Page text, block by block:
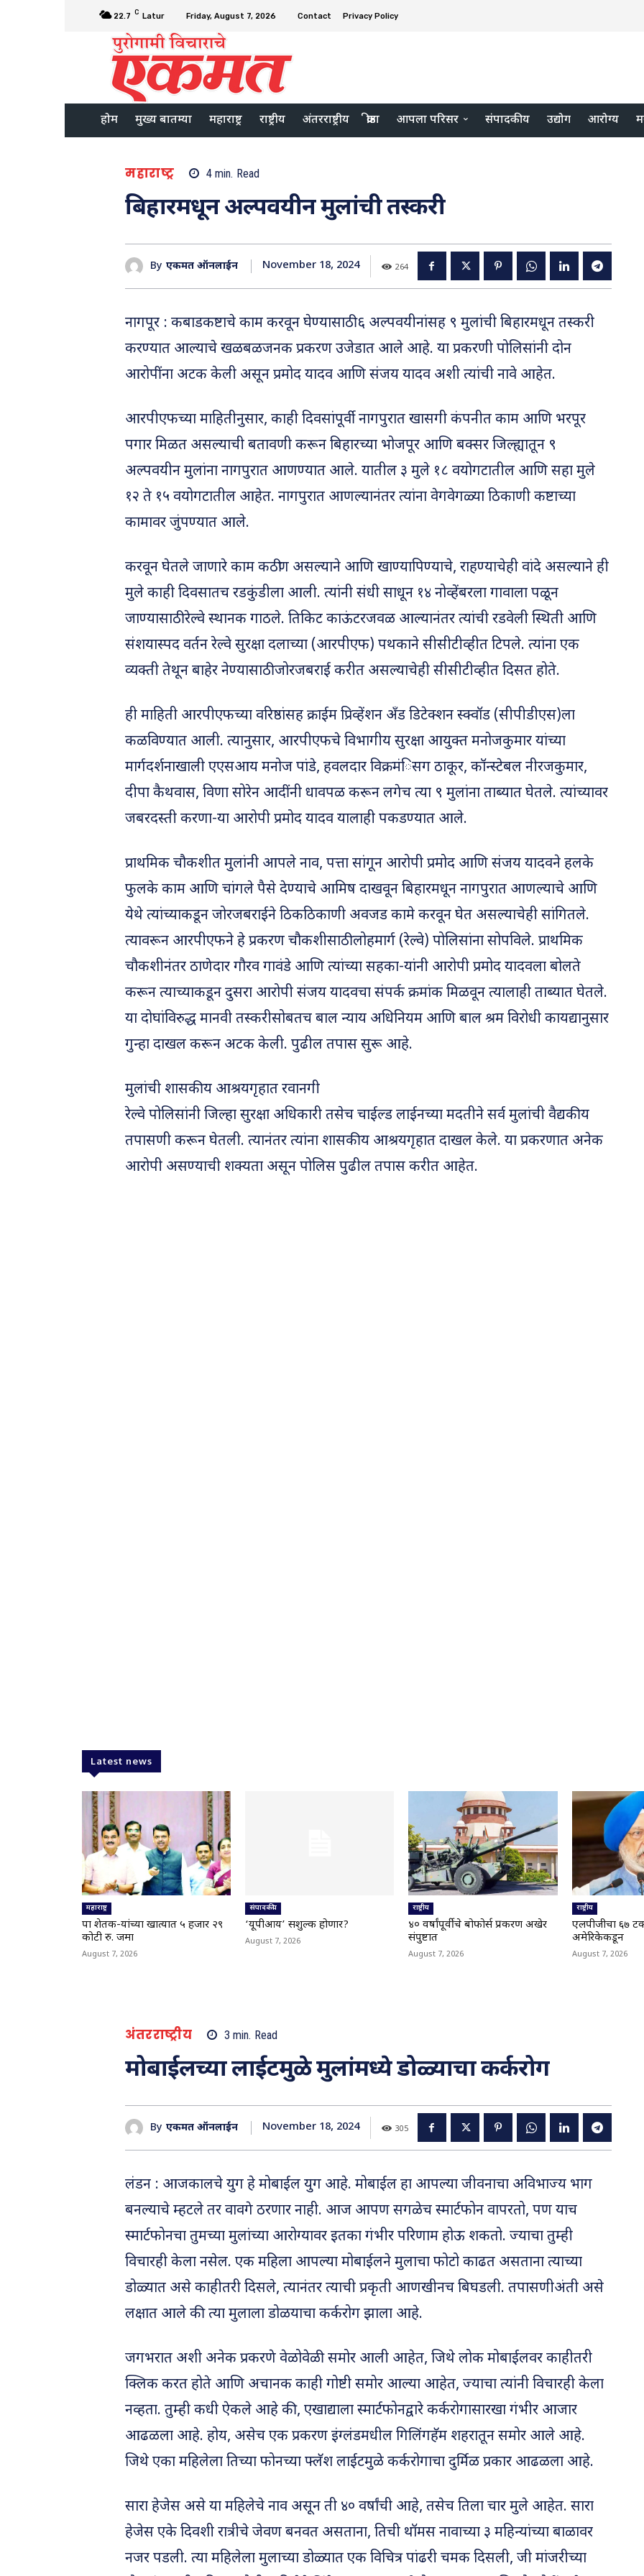
22.7 C Latur Friday, August 7, 2026 Contact Privacy Policy
होम मुख्य बातम्या महाराष्ट्र राष्ट्रीय अंतरराष्ट्रीय क्रीडा आपला परिसर संपादकीय उद्योग आरोग्य
महाराष्ट्र 4 min. Read
बिहारमधून अल्पवयीन मुलांची तस्करी
By एकमत ऑनलाईन November 18, 2024 264
नागपूर : कबाडकष्टाचे काम करवून घेण्यासाठी ६ अल्पवयीनांसह ९ मुलांची बिहारमधून तस्करी
करण्यात आल्याचे खळबळजनक प्रकरण उजेडात आले आहे. या प्रकरणी पोलिसांनी दोन
आरोपींना अटक केली असून प्रमोद यादव आणि संजय यादव अशी त्यांची नावे आहेत.
आरपीएफच्या माहितीनुसार, काही दिवसांपूर्वी नागपुरात खासगी कंपनीत काम आणि भरपूर
पगार मिळत असल्याची बतावणी करून बिहारच्या भोजपूर आणि बक्सर जिल्ह्यातून ९
अल्पवयीन मुलांना नागपुरात आणण्यात आले. यातील ३ मुले १८ वयोगटातील आणि सहा मुले
१२ ते १५ वयोगटातील आहेत. नागपुरात आणल्यानंतर त्यांना वेगवेगळ्या ठिकाणी कष्टाच्या
कामावर जुंपण्यात आले.
करवून घेतले जाणारे काम कठीण असल्याने आणि खाण्यापिण्याचे, राहण्याचेही वांदे असल्याने ही
मुले काही दिवसातच रडकुंडीला आली. त्यांनी संधी साधून १४ नोव्हेंबरला गावाला पळून
जाण्यासाठी रेल्वे स्थानक गाठले. तिकिट काऊंटरजवळ आल्यानंतर त्यांची रडवेली स्थिती आणि
संशयास्पद वर्तन रेल्वे सुरक्षा दलाच्या (आरपीएफ) पथकाने सीसीटीव्हीत टिपले. त्यांना एक
व्यक्ती तेथून बाहेर नेण्यासाठी जोरजबराई करीत असल्याचेही सीसीटीव्हीत दिसत होते.
ही माहिती आरपीएफच्या वरिष्ठांसह क्राईम प्रिव्हेंशन अँड डिटेक्शन स्क्वॉड (सीपीडीएस)ला
कळविण्यात आली. त्यानुसार, आरपीएफचे विभागीय सुरक्षा आयुक्त मनोजकुमार यांच्या
मार्गदर्शनाखाली एएसआय मनोज पांडे, हवलदार विक्रमंिसग ठाकूर, कॉन्स्टेबल नीरजकुमार,
दीपा कैथवास, विणा सोरेन आदींनी धावपळ करून लगेच त्या ९ मुलांना ताब्यात घेतले. त्यांच्यावर
जबरदस्ती करणा-या आरोपी प्रमोद यादव यालाही पकडण्यात आले.
प्राथमिक चौकशीत मुलांनी आपले नाव, पत्ता सांगून आरोपी प्रमोद आणि संजय यादवने हलके
फुलके काम आणि चांगले पैसे देण्याचे आमिष दाखवून बिहारमधून नागपुरात आणल्याचे आणि
येथे त्यांच्याकडून जोरजबराईने ठिकठिकाणी अवजड कामे करवून घेत असल्याचेही सांगितले.
त्यावरून आरपीएफने हे प्रकरण चौकशीसाठी लोहमार्ग (रेल्वे) पोलिसांना सोपविले. प्राथमिक
चौकशीनंतर ठाणेदार गौरव गावंडे आणि त्यांच्या सहका-यांनी आरोपी प्रमोद यादवला बोलते
करून त्याच्याकडून दुसरा आरोपी संजय यादवचा संपर्क क्रमांक मिळवून त्यालाही ताब्यात घेतले.
या दोघांविरुद्ध मानवी तस्करीसोबतच बाल न्याय अधिनियम आणि बाल श्रम विरोधी कायद्यानुसार
गुन्हा दाखल करून अटक केली. पुढील तपास सुरू आहे.
मुलांची शासकीय आश्रयगृहात रवानगी
रेल्वे पोलिसांनी जिल्हा सुरक्षा अधिकारी तसेच चाईल्ड लाईनच्या मदतीने सर्व मुलांची वैद्यकीय
तपासणी करून घेतली. त्यानंतर त्यांना शासकीय आश्रयगृहात दाखल केले. या प्रकरणात अनेक
आरोपी असण्याची शक्यता असून पोलिस पुढील तपास करीत आहेत.
Latest news
महाराष्ट्र
पात्र शेतक-यांच्या खात्यात ५ हजार २९
कोटी रु. जमा
August 7, 2026
संपादकीय
‘यूपीआय’ सशुल्क होणार?
August 7, 2026
राष्ट्रीय
४० वर्षांपूर्वीचे बोफोर्स प्रकरण अखेर
संपुष्टात
August 7, 2026
राष्ट्रीय
एलपीजीचा ६७
अमेरिकेकडून
August 7, 2026